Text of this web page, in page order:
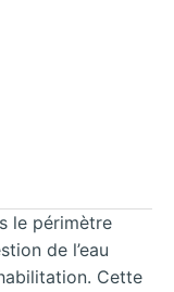
le périmètre
de l’eau
Cette